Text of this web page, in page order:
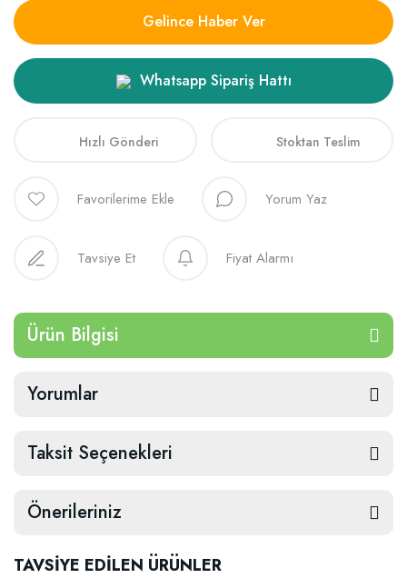
Gelince Haber Ver
Whatsapp Sipariş Hattı
Hızlı Gönderi Stoktan Teslim
Yorum Yaz
Tavsiye Et Fiyat Alarmı
Ürün Bilgisi
Yorumlar
Taksit Seçenekleri
Önerileriniz
TAVSİYE EDİLEN ÜRÜNLER